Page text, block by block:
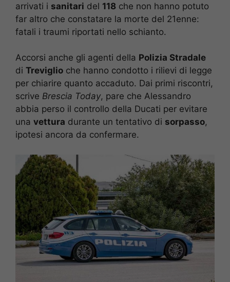
arrivati i sanitari del 118 che non hanno potuto
far altro che constatare la morte del 21enne:
fatali i traumi riportati nello schianto.
Accorsi anche gli agenti della Polizia Stradale
di Treviglio che hanno condotto i rilievi di legge
per chiarire quanto accaduto. Dai primi riscontri,
scrive Brescia Today, pare che Alessandro
abbia perso il controllo della Ducati per evitare
una vettura durante un tentativo di sorpasso,
ipotesi ancora da confermare.